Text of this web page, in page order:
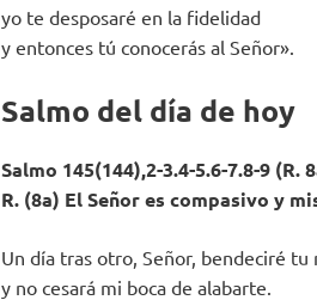
yo te desposaré en la fidelidad
y entonces tú conocerás al Señor».
Salmo del día de hoy
Salmo 145(144),2-3.4-5.6-7.8-9 (R.
R. (8a) El Señor es compasivo y
Un día tras otro, Señor, bendeciré tu
y no cesará mi boca de alabarte.